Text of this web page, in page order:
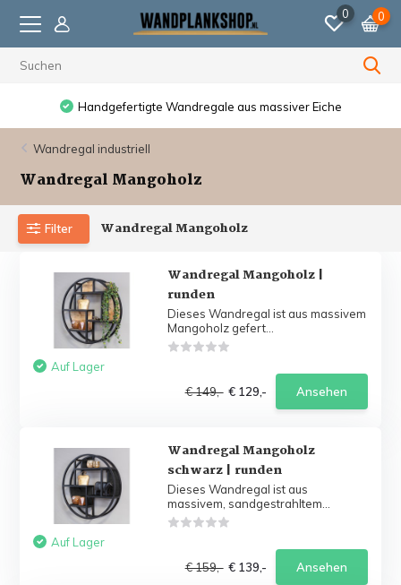
0 0
Handgefertigte Wandregale aus massiver Eiche
Wandregal industriell
Wandregal Mangoholz
Filter Wandregal Mangoholz
Wandregal Mangoholz |
runden
Dieses Wandregal ist aus massivem
Mangoholz gefert...
Auf Lager
€ 149,- € 129,- Ansehen
Wandregal Mangoholz
schwarz | runden
Dieses Wandregal ist aus
massivem, sandgestrahltem...
Auf Lager
€ 159,- € 139,- Ansehen